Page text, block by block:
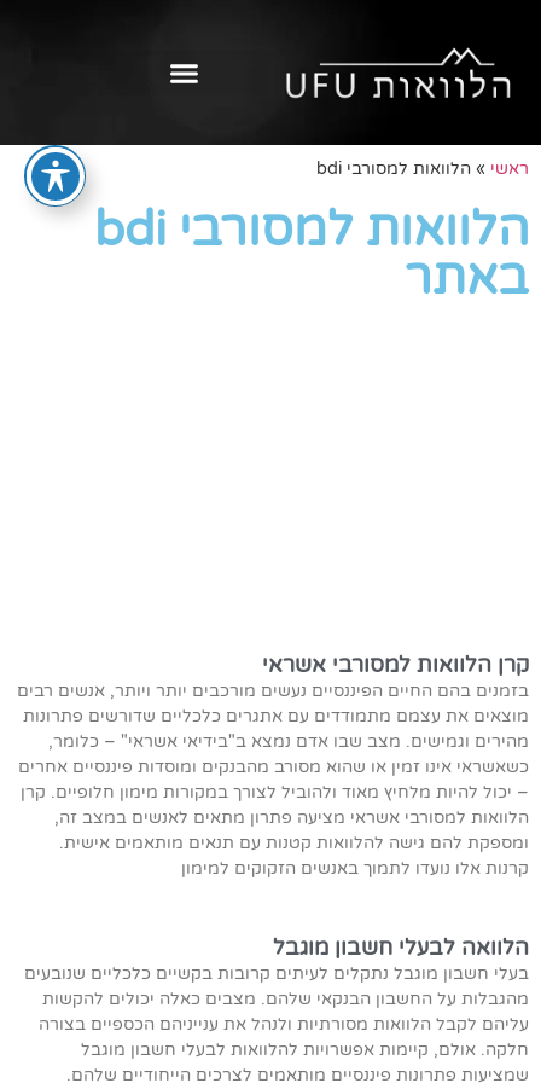
ראשי » הלוואות למסורבי bdi
הלוואות למסורבי bdi
באתר
קרן הלוואות למסורבי אשראי
בזמנים בהם החיים הפיננסיים נעשים מורכבים יותר ויותר, אנשים רבים
מוצאים את עצמם מתמודדים עם אתגרים כלכליים שדורשים פתרונות
מהירים וגמישים. מצב שבו אדם נמצא ב"בידיאי אשראי" – כלומר,
כשאשראי אינו זמין או שהוא מסורב מהבנקים ומוסדות פיננסיים אחרים
– יכול להיות מלחיץ מאוד ולהוביל לצורך במקורות מימון חלופיים. קרן
הלוואות למסורבי אשראי מציעה פתרון מתאים לאנשים במצב זה,
ומספקת להם גישה להלוואות קטנות עם תנאים מותאמים אישית.
קרנות אלו נועדו לתמוך באנשים הזקוקים למימון
הלוואה לבעלי חשבון מוגבל
בעלי חשבון מוגבל נתקלים לעיתים קרובות בקשיים כלכליים שנובעים
מהגבלות על החשבון הבנקאי שלהם. מצבים כאלה יכולים להקשות
עליהם לקבל הלוואות מסורתיות ולנהל את ענייניהם הכספיים בצורה
חלקה. אולם, קיימות אפשרויות להלוואות לבעלי חשבון מוגבל
שמציעות פתרונות פיננסיים מותאמים לצרכים הייחודיים שלהם.